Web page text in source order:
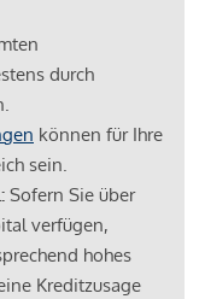
durch
können für Ihre
sein.
Sofern Sie über
verfügen,
hohes
Kreditzusage